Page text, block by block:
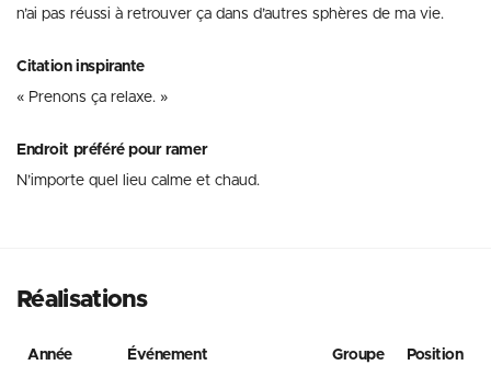
n’ai pas réussi à retrouver ça dans d’autres sphères de ma vie.
Citation inspirante
« Prenons ça relaxe. »
Endroit préféré pour ramer
N’importe quel lieu calme et chaud.
Réalisations
Année Événement Groupe Position